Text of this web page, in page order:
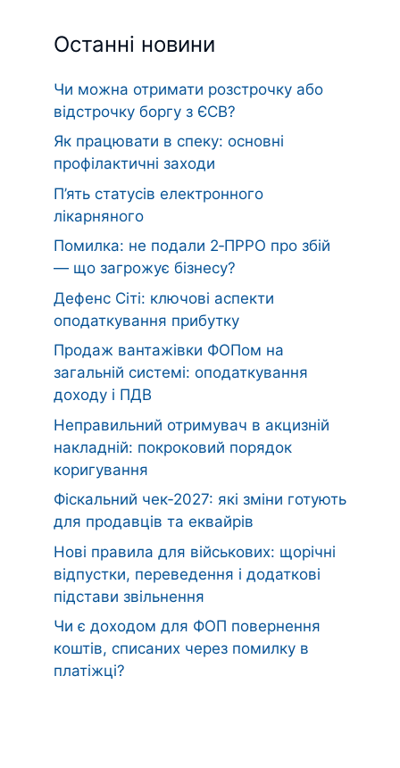
Останні новини
Чи можна отримати розстрочку або
відстрочку боргу з ЄСВ?
Як працювати в спеку: основні
профілактичні заходи
П’ять статусів електронного
лікарняного
Помилка: не подали 2‑ПРРО про збій
— що загрожує бізнесу?
Дефенс Сіті: ключові аспекти
оподаткування прибутку
Продаж вантажівки ФОПом на
загальній системі: оподаткування
доходу і ПДВ
Неправильний отримувач в акцизній
накладній: покроковий порядок
коригування
Фіскальний чек‑2027: які зміни готують
для продавців та еквайрів
Нові правила для військових: щорічні
відпустки, переведення і додаткові
підстави звільнення
Чи є доходом для ФОП повернення
коштів, списаних через помилку в
платіжці?